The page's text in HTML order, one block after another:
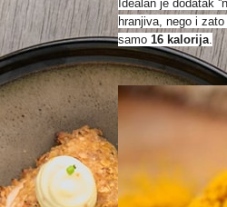
Idealan je dodatak
hranjiva, nego i
samo 16 kalorija.